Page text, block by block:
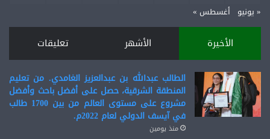
« يونيو أغسطس »
الأخيرة الأشهر تعليقات
الطالب عبدالله بن عبدالعزيز الغامدي. من تعليم
المنطقة الشرقية، حصل على أفضل باحث وأفضل
مشروع على مستوى العالم من بين 1700 طالب
في آيسف الدولي لعام 2022م.
منذ يومين